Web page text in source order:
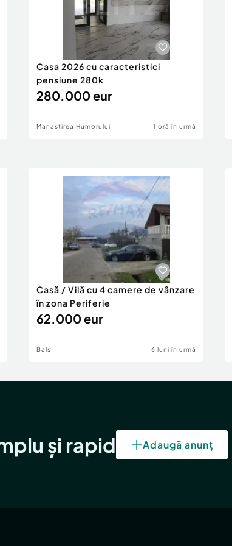
Casa 2026 cu caracteristici
pensiune 280k
280.000 eur
Manastirea Humorului 1 oră în urmă
Casă / Vilă cu 4 camere de vânzare
în zona Periferie
62.000 eur
Bals 6 luni în urmă
și rapid Adaugă anunț